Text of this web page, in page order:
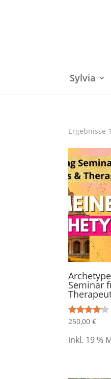
Sylvia
Ergebnisse
Seminar
Bewertet
4.00
von 5
250,00€
inkl. 19 %